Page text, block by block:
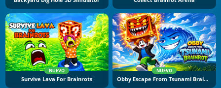
NUEVO
Survive Lava For Brainrots
NUEVO
Obby Escape From Tsunami Brainrot